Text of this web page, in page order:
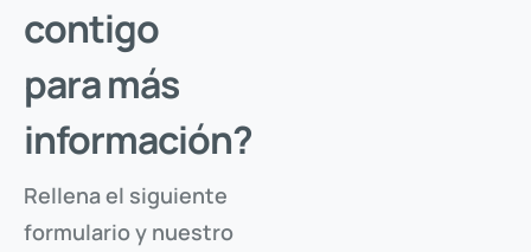
contigo
para más
información?
Rellena el siguiente
formulario y nuestro
Solicita tu acceso
Introduce tu e-mail, y verifica que eres tú, para
descargar los documentos protegidos de este producto.